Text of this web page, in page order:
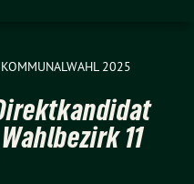
KOMMUNALWAHL 2025
11